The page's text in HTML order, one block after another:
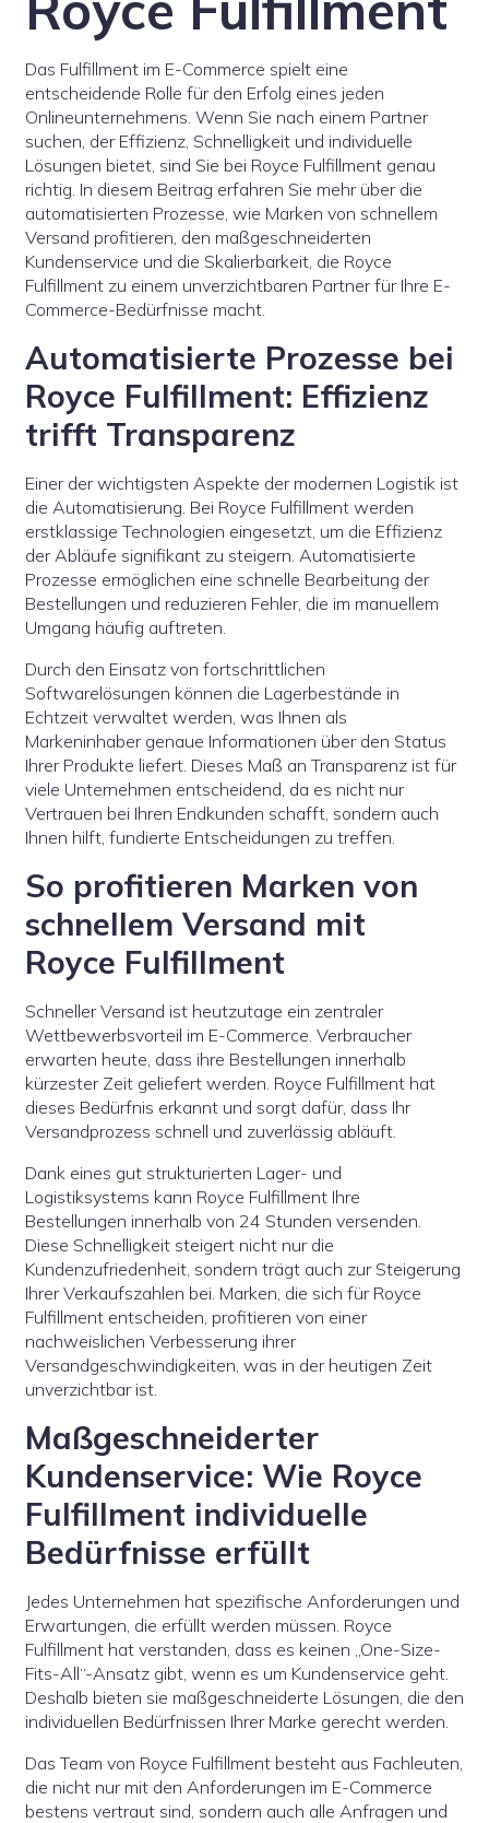
Das Fulfillment im E-Commerce spielt eine
entscheidende Rolle für den Erfolg eines jeden
Onlineunternehmens. Wenn Sie nach einem Partner
suchen, der Effizienz, Schnelligkeit und individuelle
Lösungen bietet, sind Sie bei Royce Fulfillment genau
richtig. In diesem Beitrag erfahren Sie mehr über die
automatisierten Prozesse, wie Marken von schnellem
Versand profitieren, den maßgeschneiderten
Kundenservice und die Skalierbarkeit, die Royce
Fulfillment zu einem unverzichtbaren Partner für Ihre E-
Commerce-Bedürfnisse macht.
Automatisierte Prozesse bei
Royce Fulfillment: Effizienz
trifft Transparenz
Einer der wichtigsten Aspekte der modernen Logistik ist
die Automatisierung. Bei Royce Fulfillment werden
erstklassige Technologien eingesetzt, um die Effizienz
der Abläufe signifikant zu steigern. Automatisierte
Prozesse ermöglichen eine schnelle Bearbeitung der
Bestellungen und reduzieren Fehler, die im manuellem
Umgang häufig auftreten.
Durch den Einsatz von fortschrittlichen
Softwarelösungen können die Lagerbestände in
Echtzeit verwaltet werden, was Ihnen als
Markeninhaber genaue Informationen über den Status
Ihrer Produkte liefert. Dieses Maß an Transparenz ist für
viele Unternehmen entscheidend, da es nicht nur
Vertrauen bei Ihren Endkunden schafft, sondern auch
Ihnen hilft, fundierte Entscheidungen zu treffen.
So profitieren Marken von
schnellem Versand mit
Royce Fulfillment
Schneller Versand ist heutzutage ein zentraler
Wettbewerbsvorteil im E-Commerce. Verbraucher
erwarten heute, dass ihre Bestellungen innerhalb
kürzester Zeit geliefert werden. Royce Fulfillment hat
dieses Bedürfnis erkannt und sorgt dafür, dass Ihr
Versandprozess schnell und zuverlässig abläuft.
Dank eines gut strukturierten Lager- und
Logistiksystems kann Royce Fulfillment Ihre
Bestellungen innerhalb von 24 Stunden versenden.
Diese Schnelligkeit steigert nicht nur die
Kundenzufriedenheit, sondern trägt auch zur Steigerung
Ihrer Verkaufszahlen bei. Marken, die sich für Royce
Fulfillment entscheiden, profitieren von einer
nachweislichen Verbesserung ihrer
Versandgeschwindigkeiten, was in der heutigen Zeit
unverzichtbar ist.
Maßgeschneiderter
Kundenservice: Wie Royce
Fulfillment individuelle
Bedürfnisse erfüllt
Jedes Unternehmen hat spezifische Anforderungen und
Erwartungen, die erfüllt werden müssen. Royce
Fulfillment hat verstanden, dass es keinen „One-Size-
Fits-All“-Ansatz gibt, wenn es um Kundenservice geht.
Deshalb bieten sie maßgeschneiderte Lösungen, die den
individuellen Bedürfnissen Ihrer Marke gerecht werden.
Das Team von Royce Fulfillment besteht aus Fachleuten,
die nicht nur mit den Anforderungen im E-Commerce
bestens vertraut sind, sondern auch alle Anfragen und